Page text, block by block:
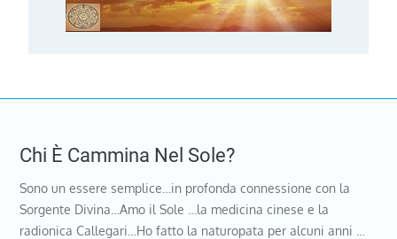
Chi È Cammina Nel Sole?
Sono un essere semplice…in profonda connessione con la
Sorgente Divina…Amo il Sole …la medicina cinese e la
radionica Callegari…Ho fatto la naturopata per alcuni anni …